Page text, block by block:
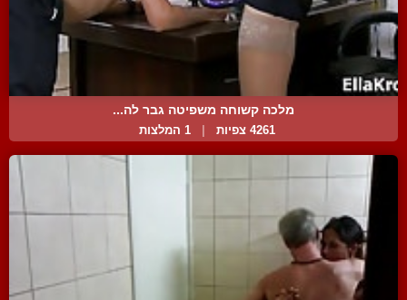
מלכה קשוחה משפיטה גבר לה...
4261 צפיות | 1 המלצות